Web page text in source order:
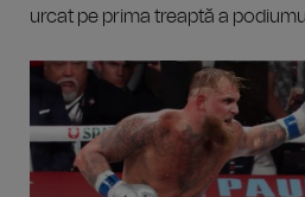
urcat pe prima treaptă a